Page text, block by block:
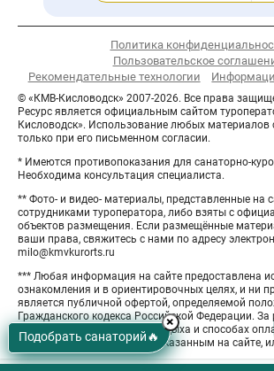
Политика
Пользовательское
Рекомендательные технологии
© «КМВ-Кисловодск» 2007-2026. Все права
Ресурс является официальным сайтом
Кисловодск». Использование любых материалов
только при его письменном согласии.
* Имеются противопоказания для санаторно-
Необходима консультация специалиста.
** Фото- и видео- материалы, представленные на
сотрудниками туроператора, либо взяты с
объектов размещения. Если размещённые
ваши права, свяжитесь с нами по адресу
milo@kmvkurorts.ru
*** Любая информация на сайте предоставлена
ознакомления и в ориентировочных целях, и ни
является публичной офертой, определяемой
Гражданского кодекса Российской Федерации. За
окончательной стоимости отдыха и способах
менеджерам по контактам, указанным на сайте,
Подобрать санаторий🔥
Hide
button
×